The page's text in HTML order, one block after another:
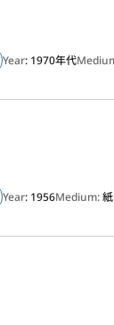
Year: 1970年代
Year: 1956Medium: